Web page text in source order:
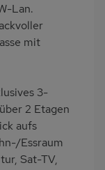
Lan.
mit
3-
2 Etagen
aufs
Essraum
Sat-TV,